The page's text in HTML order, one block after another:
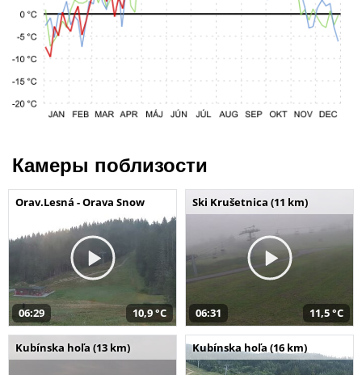
Камеры поблизости
Orav.Lesná - Orava Snow
06:29 10,9 °C
Ski Krušetnica (11 km)
06:31 11,5 °C
Kubínska hoľa (13 km) Kubínska hoľa (16 km)